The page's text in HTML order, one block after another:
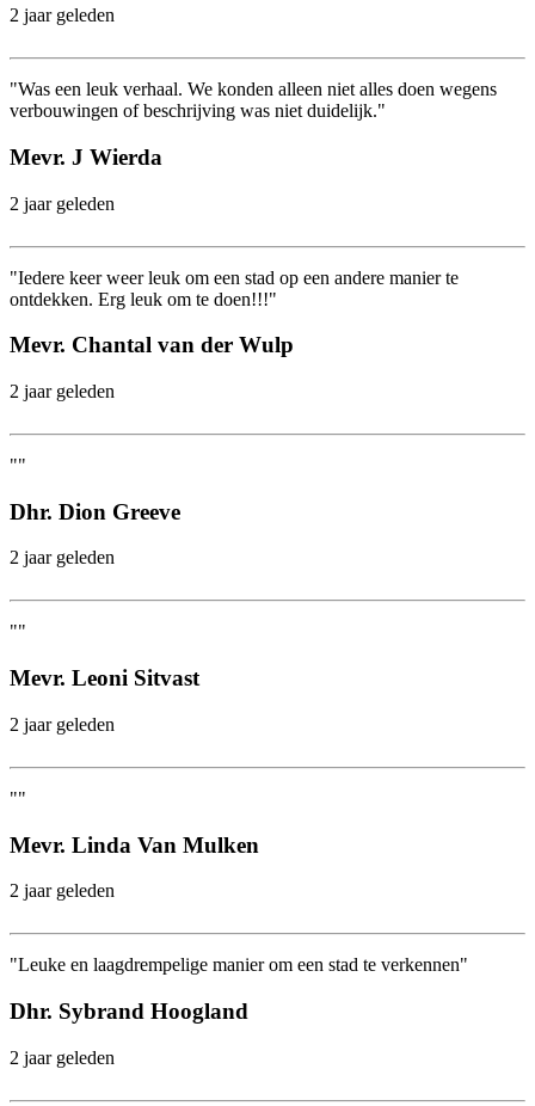
2 jaar geleden
"Was een leuk verhaal. We konden alleen niet alles doen wegens
verbouwingen of beschrijving was niet duidelijk."
Mevr. J Wierda
2 jaar geleden
"Iedere keer weer leuk om een stad op een andere manier te
ontdekken. Erg leuk om te doen!!!"
Mevr. Chantal van der Wulp
2 jaar geleden
""
Dhr. Dion Greeve
2 jaar geleden
""
Mevr. Leoni Sitvast
2 jaar geleden
""
Mevr. Linda Van Mulken
2 jaar geleden
"Leuke en laagdrempelige manier om een stad te verkennen"
Dhr. Sybrand Hoogland
2 jaar geleden